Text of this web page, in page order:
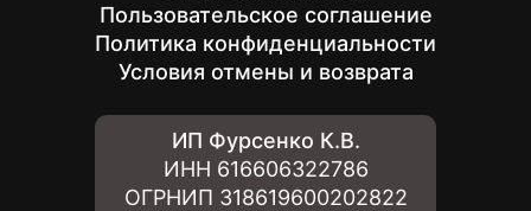
Пользовательское соглашение
Политика конфиденциальности
Условия отмены и возврата
ИП Фурсенко К.В.
ИНН 616606322786
ОГРНИП 318619600202822